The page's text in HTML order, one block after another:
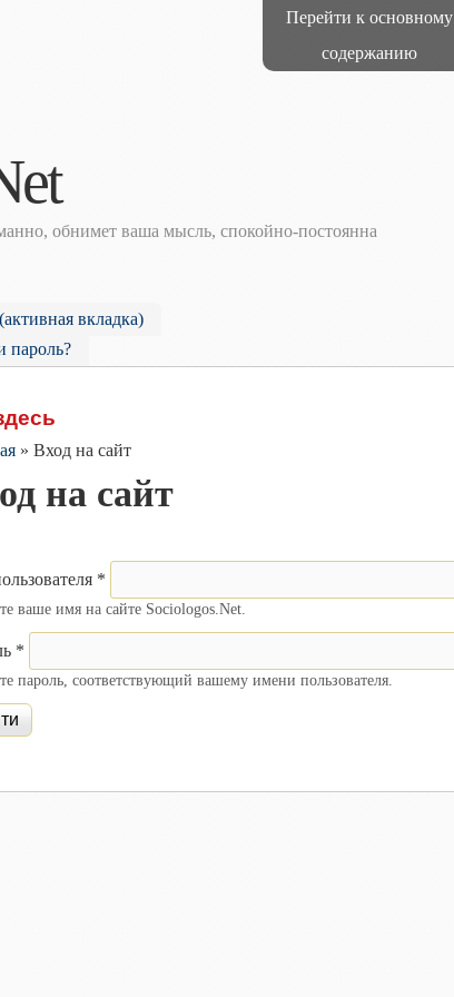
Перейти к основному
содержанию
обнимет ваша мысль, спокойно-постоянна
(активная вкладка)
пароль?
» Вход на сайт
на сайт
*
ваше имя на сайте Sociologos.Net.
*
пароль, соответствующий вашему имени пользователя.